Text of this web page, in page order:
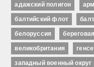
адажский полигон
балтийский флот
белоруссия
великобритания
западный военный округ